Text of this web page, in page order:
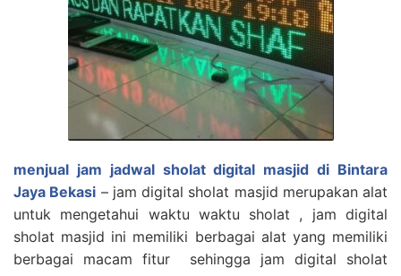
menjual jam jadwal sholat digital masjid di Bintara
Jaya Bekasi – jam digital sholat masjid merupakan alat
untuk mengetahui waktu waktu sholat , jam digital
sholat masjid ini memiliki berbagai alat yang memiliki
berbagai macam fitur sehingga jam digital sholat